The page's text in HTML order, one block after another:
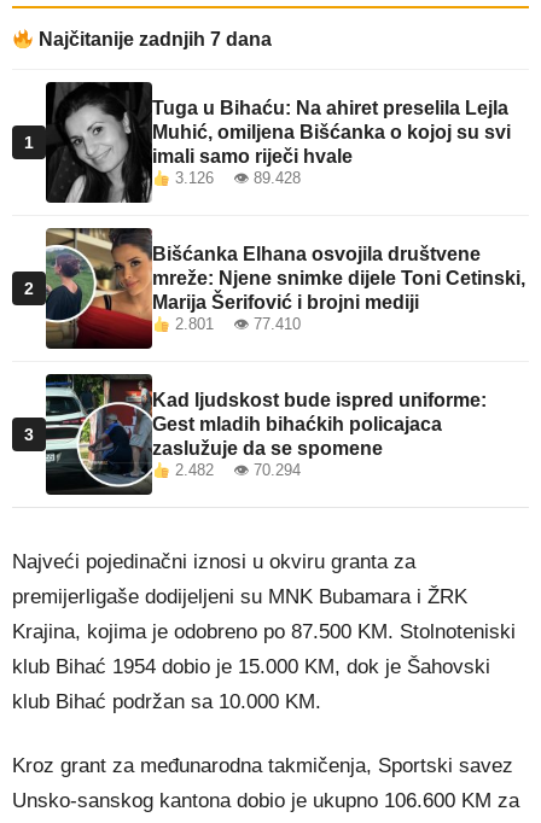
Najčitanije zadnjih 7 dana
1
Tuga u Bihaću: Na ahiret preselila Lejla
Muhić, omiljena Bišćanka o kojoj su svi
imali samo riječi hvale
3.126 👁 89.428
2
Bišćanka Elhana osvojila društvene
mreže: Njene snimke dijele Toni Cetinski,
Marija Šerifović i brojni mediji
2.801 👁 77.410
3
Kad ljudskost bude ispred uniforme:
Gest mladih bihaćkih policajaca
zaslužuje da se spomene
2.482 👁 70.294
Najveći pojedinačni iznosi u okviru granta za
premijerligaše dodijeljeni su MNK Bubamara i ŽRK
Krajina, kojima je odobreno po 87.500 KM. Stolnoteniski
klub Bihać 1954 dobio je 15.000 KM, dok je Šahovski
klub Bihać podržan sa 10.000 KM.
Kroz grant za međunarodna takmičenja, Sportski savez
Unsko-sanskog kantona dobio je ukupno 106.600 KM za